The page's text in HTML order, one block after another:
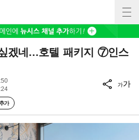
겠네…호텔 패키지 ⑦인스
가
가가